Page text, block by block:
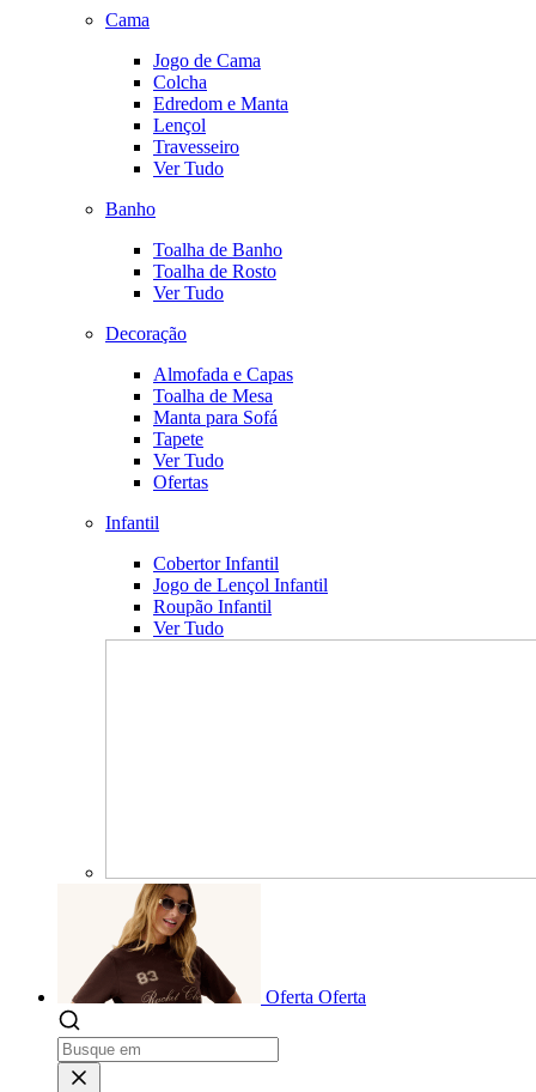
Cama
Jogo de Cama
Colcha
Edredom e Manta
Lençol
Travesseiro
Ver Tudo
Banho
Toalha de Banho
Toalha de Rosto
Ver Tudo
Decoração
Almofada e Capas
Toalha de Mesa
Manta para Sofá
Tapete
Ver Tudo
Ofertas
Infantil
Cobertor Infantil
Jogo de Lençol Infantil
Roupão Infantil
Ver Tudo
Oferta Oferta